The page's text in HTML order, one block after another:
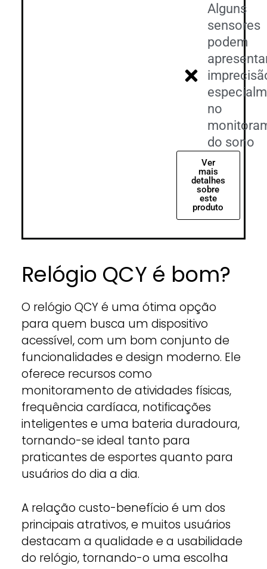
Alguns
sensores
podem
no
do sono
Ver
mais
detalhes
sobre
este
produto
Relógio QCY é bom?
O relógio QCY é uma ótima opção
para quem busca um dispositivo
acessível, com um bom conjunto de
funcionalidades e design moderno. Ele
oferece recursos como
monitoramento de atividades físicas,
frequência cardíaca, notificações
inteligentes e uma bateria duradoura,
tornando-se ideal tanto para
praticantes de esportes quanto para
usuários do dia a dia.
A relação custo-benefício é um dos
principais atrativos, e muitos usuários
destacam a qualidade e a usabilidade
do relógio, tornando-o uma escolha